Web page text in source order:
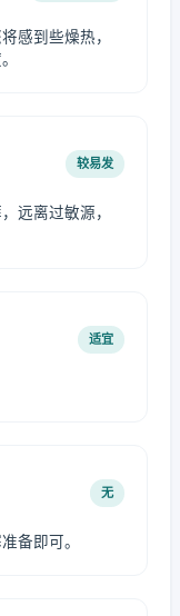
感到些燥热，
较易发
远离过敏源，
适宜
无
备即可。